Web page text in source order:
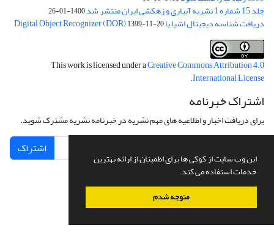
این وب سایت از کوکی ها برای اطمینان از ارائه بهترین
خدمات استفاده می کند.
متوجه شدم
جلد 15 شماره 1 نشریه آبیاری و زهکشی ایران منتشر شد 1400-01-26
دریافت شناسه دیجیتال اشیا یا Digital Object Recognizer (DOR)1399-11-20
This work is licensed under aCreative Commons Attribution 4.0
International License
.
اشتراک خبرنامه
برای دریافت اخبار و اطلاعیه های مهم نشریه در خبرنامه نشریه مشترک شوید.
اشتراک
سامانه مدیریت نشریات علمی.طراحی و پیاده سازی ازسیناوب